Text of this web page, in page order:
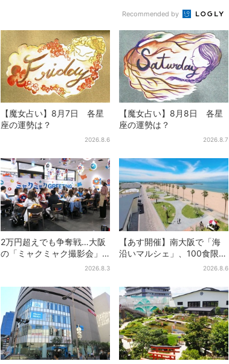
Recommended by
【魔女占い】8月7日 各星
座の運勢は？
2026.8.6
【魔女占い】8月8日 各星
座の運勢は？
2026.8.7
2万円超えでも争奪戦…大阪
の「ミャクミャク撮影会」
に全国からファン集結、参
いたい理由」
2026.8.3
【あす開催】南大阪で「海
沿いマルシェ」、100食限定
「たこ飯」のふるまい＆キ
2026.8.6